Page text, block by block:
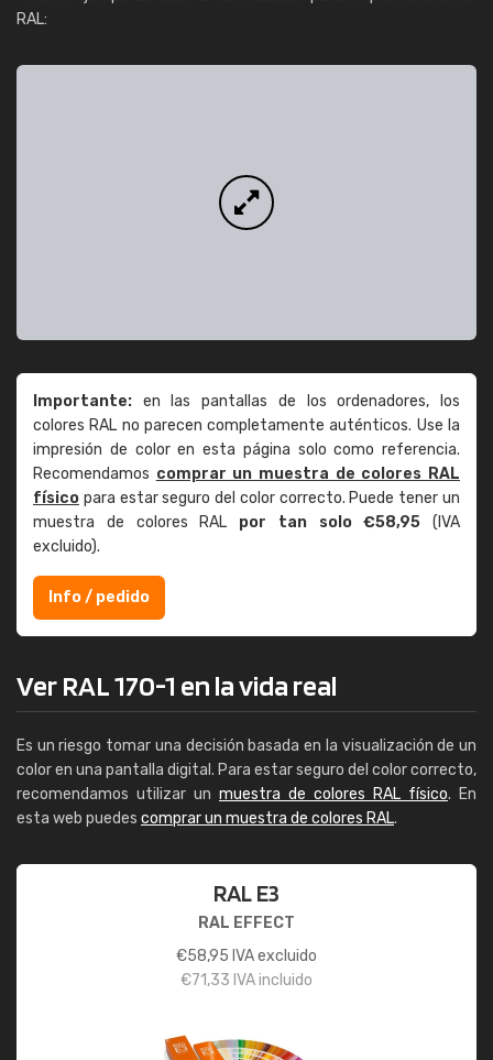
RAL:
Importante: en las pantallas de los ordenadores, los
colores RAL no parecen completamente auténticos. Use la
impresión de color en esta página solo como referencia.
Recomendamos comprar un muestra de colores RAL
físico para estar seguro del color correcto. Puede tener un
muestra de colores RAL por tan solo €58,95 (IVA
excluido).
Info / pedido
Ver RAL 170-1 en la vida real
Es un riesgo tomar una decisión basada en la visualización de un
color en una pantalla digital. Para estar seguro del color correcto,
recomendamos utilizar un muestra de colores RAL físico. En
esta web puedes comprar un muestra de colores RAL.
RAL E3
RAL EFFECT
€58,95 IVA excluido
€71,33 IVA incluido